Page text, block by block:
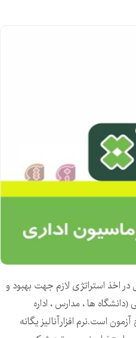
در اخذ استراتژی لازم جهت بهبود و
ها ، مدارس ، اداره
است.نرم افزارآنالیز یگانه